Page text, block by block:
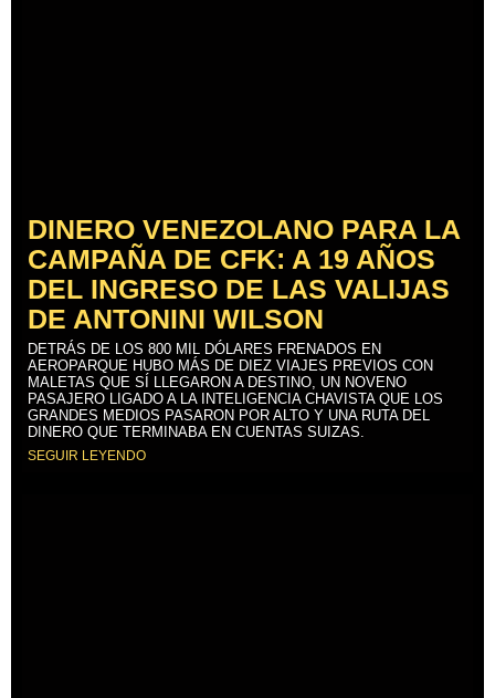
DINERO VENEZOLANO PARA LA
CAMPAÑA DE CFK: A 19 AÑOS
DEL INGRESO DE LAS VALIJAS
DE ANTONINI WILSON
DETRÁS DE LOS 800 MIL DÓLARES FRENADOS EN
AEROPARQUE HUBO MÁS DE DIEZ VIAJES PREVIOS CON
MALETAS QUE SÍ LLEGARON A DESTINO, UN NOVENO
PASAJERO LIGADO A LA INTELIGENCIA CHAVISTA QUE LOS
GRANDES MEDIOS PASARON POR ALTO Y UNA RUTA DEL
DINERO QUE TERMINABA EN CUENTAS SUIZAS.
SEGUIR LEYENDO